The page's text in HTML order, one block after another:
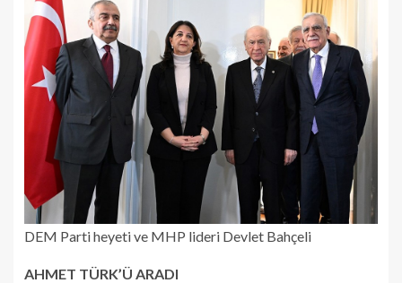
DEM Parti heyeti ve MHP lideri Devlet Bahçeli
AHMET TÜRK’Ü ARADI